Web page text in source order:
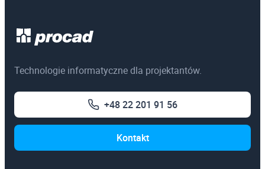
Technologie informatyczne dla projektantów.
+48 22 201 91 56
Kontakt